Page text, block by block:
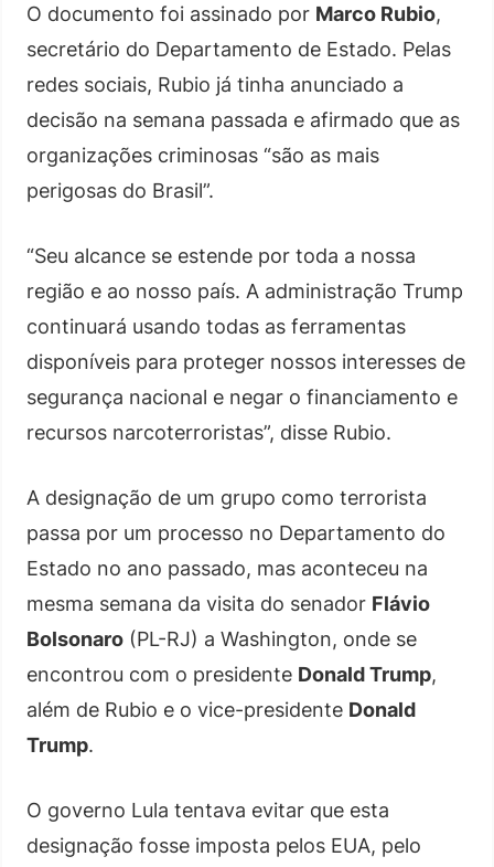
O documento foi assinado por Marco Rubio,
secretário do Departamento de Estado. Pelas
redes sociais, Rubio já tinha anunciado a
decisão na semana passada e afirmado que as
organizações criminosas “são as mais
perigosas do Brasil”.
“Seu alcance se estende por toda a nossa
região e ao nosso país. A administração Trump
continuará usando todas as ferramentas
disponíveis para proteger nossos interesses de
segurança nacional e negar o financiamento e
recursos narcoterroristas”, disse Rubio.
A designação de um grupo como terrorista
passa por um processo no Departamento do
Estado no ano passado, mas aconteceu na
mesma semana da visita do senador Flávio
Bolsonaro (PL-RJ) a Washington, onde se
encontrou com o presidente Donald Trump,
além de Rubio e o vice-presidente Donald
Trump.
O governo Lula tentava evitar que esta
designação fosse imposta pelos EUA, pelo